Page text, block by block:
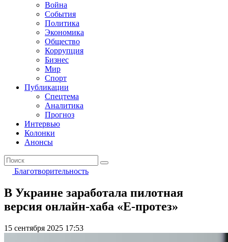
Война
События
Политика
Экономика
Общество
Коррупция
Бизнес
Мир
Спорт
Публикации
Спецтема
Аналитика
Прогноз
Интервью
Колонки
Анонсы
Благотворительность
В Украине заработала пилотная
версия онлайн-хаба «Е-протез»
15 сентября 2025 17:53